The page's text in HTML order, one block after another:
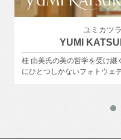
ユミカツ
YUMI
桂 由美氏の美の哲学を受け継
にひとつしかないフォトウェ